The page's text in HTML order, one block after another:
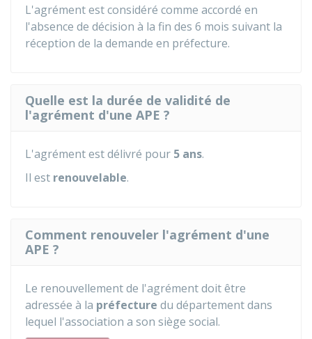
L'agrément est considéré comme accordé en
l'absence de décision à la fin des 6 mois suivant la
réception de la demande en préfecture.
Quelle est la durée de validité de
l'agrément d'une APE ?
L'agrément est délivré pour 5 ans.
Il est renouvelable.
Comment renouveler l'agrément d'une
APE ?
Le renouvellement de l'agrément doit être
adressée à la préfecture du département dans
lequel l'association a son siège social.